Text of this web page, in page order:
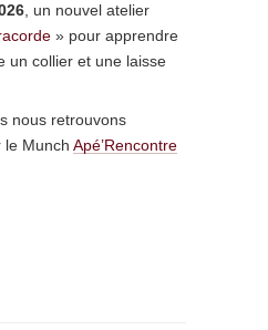
, un nouvel atelier
» pour apprendre
un collier et une laisse
nous retrouvons
le Munch Apé’Rencontre